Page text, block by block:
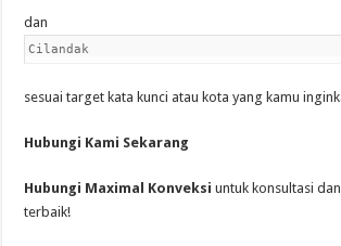
dan
Cilandak
sesuai target kata kunci atau kota yang kamu
Hubungi Kami Sekarang
Hubungi Maximal Konveksi untuk konsultasi
terbaik!